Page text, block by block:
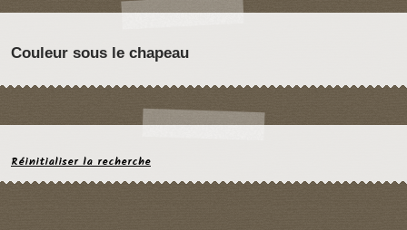
Couleur sous le chapeau
Réinitialiser la recherche